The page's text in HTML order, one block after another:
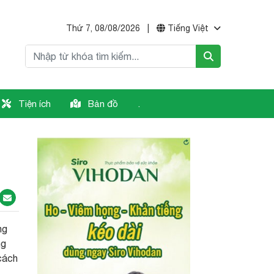
Thứ 7, 08/08/2026 Tiếng Việt
Tiện ích Bản đồ .